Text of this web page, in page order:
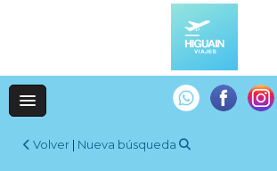
Volver | Nueva búsqueda